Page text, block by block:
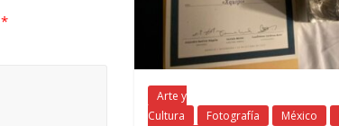
*
Arte y
Cultura
Fotografía México